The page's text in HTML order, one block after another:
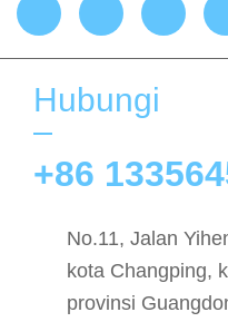
Hubungi
+86
No.11, Jalan
kota Changping,
provinsi